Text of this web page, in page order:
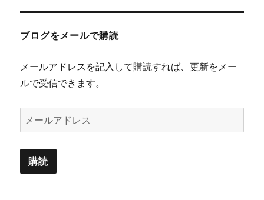
ブログをメールで購読
メールアドレスを記入して購読すれば、更新をメー
ルで受信できます。
ー
ル
ア購読